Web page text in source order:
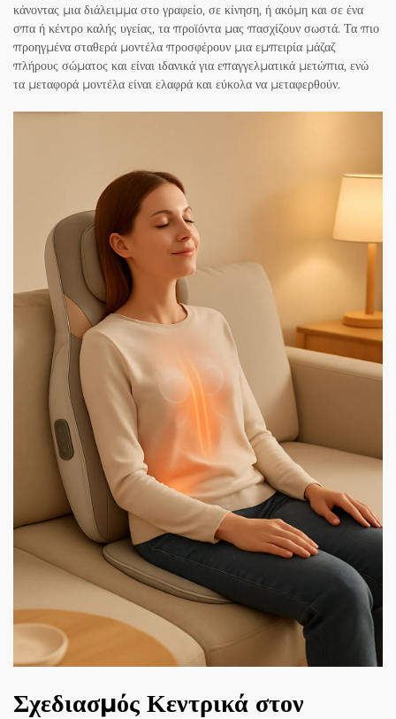
κάνοντας μια διάλειμμα στο γραφείο, σε κίνηση, ή ακόμη και σε ένα
σπα ή κέντρο καλής υγείας, τα προϊόντα μας πασχίζουν σωστά. Τα πιο
προηγμένα σταθερά μοντέλα προσφέρουν μια εμπειρία μάζαζ
πλήρους σώματος και είναι ιδανικά για επαγγελματικά μετώπια, ενώ
τα μεταφορά μοντέλα είναι ελαφρά και εύκολα να μεταφερθούν.
Σχεδιασμός Κεντρικά στον